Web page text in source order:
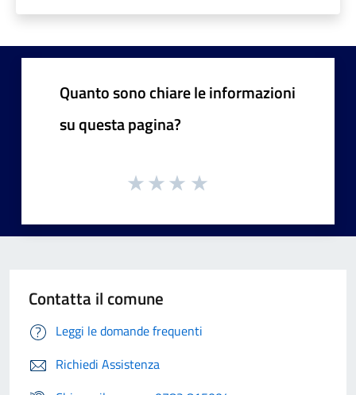
Quanto sono chiare le informazioni
su questa pagina?
Contatta il comune
Leggi le domande frequenti
Richiedi Assistenza